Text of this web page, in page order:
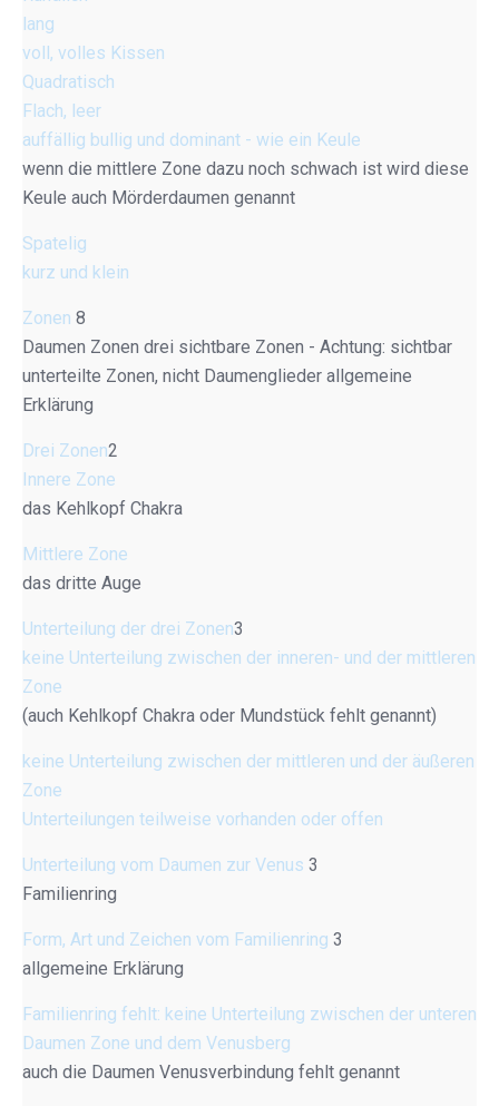
lang
voll, volles Kissen
Quadratisch
Flach, leer
auffällig bullig und dominant - wie ein Keule
wenn die mittlere Zone dazu noch schwach ist wird diese
Keule auch Mörderdaumen genannt
Spatelig
kurz und klein
Zonen 8
Daumen Zonen drei sichtbare Zonen - Achtung: sichtbar
unterteilte Zonen, nicht Daumenglieder allgemeine
Erklärung
Drei Zonen2
Innere Zone
das Kehlkopf Chakra
Mittlere Zone
das dritte Auge
Unterteilung der drei Zonen3
keine Unterteilung zwischen der inneren- und der mittleren
Zone
(auch Kehlkopf Chakra oder Mundstück fehlt genannt)
keine Unterteilung zwischen der mittleren und der äußeren
Zone
Unterteilungen teilweise vorhanden oder offen
Unterteilung vom Daumen zur Venus 3
Familienring
Form, Art und Zeichen vom Familienring 3
allgemeine Erklärung
Familienring fehlt: keine Unterteilung zwischen der unteren
Daumen Zone und dem Venusberg
auch die Daumen Venusverbindung fehlt genannt